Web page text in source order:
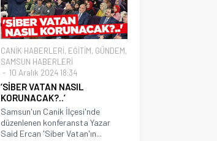
CANİK HABERLERİ, EĞİTİM, GÜNDEM,
SAMSUN HABERLERİ
10 Aralık 2024 18:34
‘SİBER VATAN NASIL
KORUNACAK?..’
Samsun'un Canik İlçesi'nde
düzenlenen konferansta Yazar
Said Ercan 'Siber Vatan'ın...